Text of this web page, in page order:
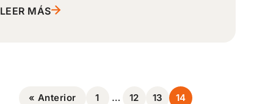
LEER MÁS
« Anterior 1 … 12 13 14